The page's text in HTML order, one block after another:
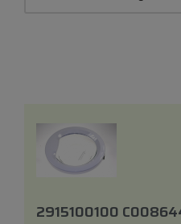
2915100100